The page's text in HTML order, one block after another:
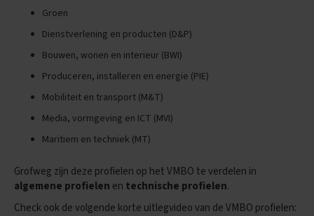
s
x
a
m
e
Groen
Dienstverlening en producten (D&P)
Bouwen, wonen en interieur (BWI)
Produceren, installeren en energie (PIE)
Mobiliteit en transport (M&T)
Media, vormgeving en ICT (MVI)
Maritiem en techniek (MT)
Grofweg zijn deze profielen op het VMBO te verdelen in
algemene profielen en technische profielen.
Check ook de volgende korte uitlegvideo van de VMBO profielen: